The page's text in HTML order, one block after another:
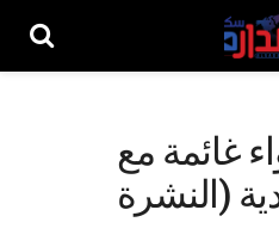
غائمة مع
(النشرة